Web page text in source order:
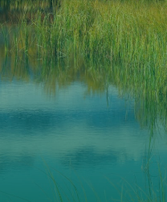
er
Delta på digitale